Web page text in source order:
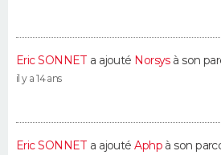
Eric SONNET a ajouté Norsysà son
il y a 14 ans
Eric SONNET a ajoutéAphp à son